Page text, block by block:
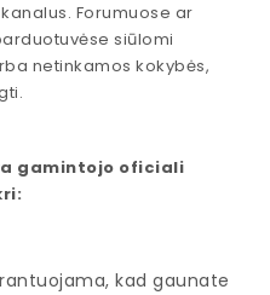
Forumuose ar
siūlomi
netinkamos kokybės,
gamintojo oficiali
kad gaunate